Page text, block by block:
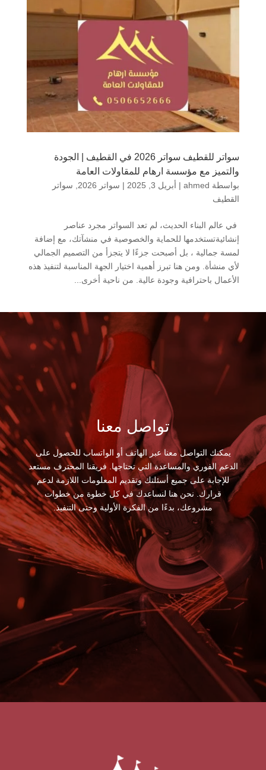
سواتر للقطيف سواتر 2026 في القطيف | الجودة
والتميز مع مؤسسة ارهام للمقاولات العامة
بواسطة ahmed
| أبريل 3, 2025 | سواتر 2026
سواتر
القطيف
في عالم البناء الحديث، لم تعد السواتر مجرد عناصر
إنشائيةتستخدمها للحماية والخصوصية في منشآتك، مع إضافة
لمسة جمالية ، بل أصبحت جزءًا لا يتجزأ من التصميم الجمالي
لأي منشأة. ومن هنا تبرز أهمية اختيار الجهة المناسبة لتنفيذ هذه
الأعمال باحترافية وجودة عالية. من ناحية أخرى...
تواصل معنا
يمكنك التواصل معنا عبر الهاتف أو الواتساب للحصول على
الدعم الفوري والمساعدة التي تحتاجها. فريقنا المحترف مستعد
للإجابة على جميع أسئلتك وتقديم المعلومات اللازمة لدعم
قرارك. نحن هنا لنساعدك في كل خطوة من خطوات
مشروعك، بدءًا من الفكرة الأولية وحتى التنفيذ.